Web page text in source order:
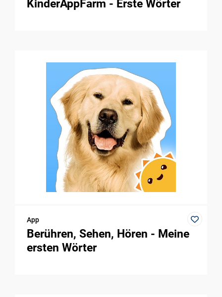
KinderAppFarm - Erste Wörter
App
Berühren, Sehen, Hören - Meine
ersten Wörter